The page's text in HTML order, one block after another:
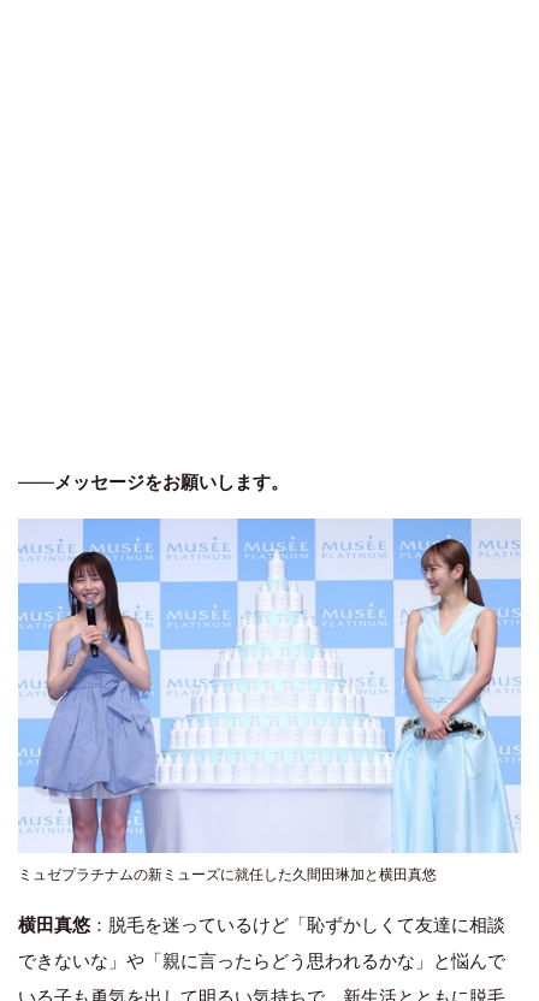
――メッセージをお願いします。
ミュゼプラチナムの新ミューズに就任した久間田琳加と横田真悠
横田真悠 ：脱毛を迷っているけど「恥ずかしくて友達に相談
できないな」や「親に言ったらどう思われるかな」と悩んで